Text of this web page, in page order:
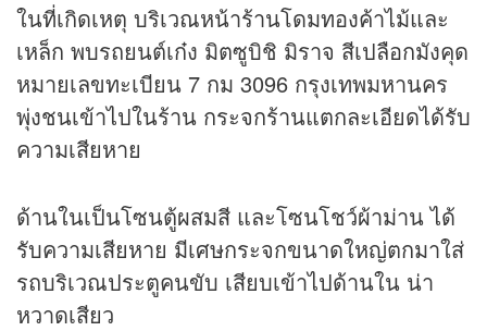
ในที่เกิดเหตุ บริเวณหน้าร้านโดมทองค้าไม้และ
เหล็ก พบรถยนต์เก๋ง มิตซูบิชิ มิราจ สีเปลือกมังคุด
หมายเลขทะเบียน 7 กม 3096 กรุงเทพมหานคร
พุ่งชนเข้าไปในร้าน กระจกร้านแตกละเอียดได้รับ
ความเสียหาย
ด้านในเป็นโซนตู้ผสมสี และโซนโชว์ผ้าม่าน ได้
รับความเสียหาย มีเศษกระจกขนาดใหญ่ตกมาใส่
รถบริเวณประตูคนขับ เสียบเข้าไปด้านใน น่า
หวาดเสียว